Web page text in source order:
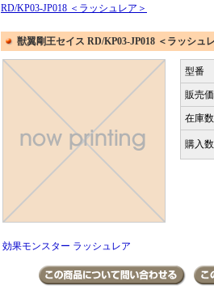
RD/KP03-JP018 ＜ラッシュレア＞
獣翼剛王セイス RD/KP03-JP018 ＜ラッシュ
型番
販売
在庫数
購入数
効果モンスター ラッシュレア